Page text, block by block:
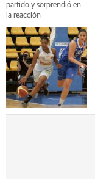
partido y sorprendió en
la reacción